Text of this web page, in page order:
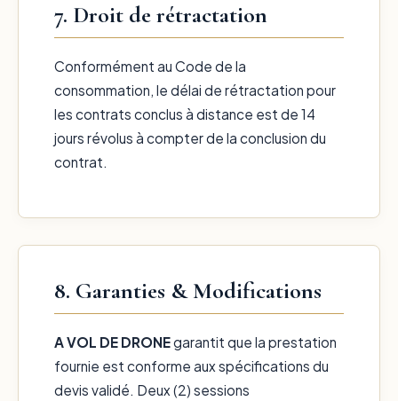
7. Droit de rétractation
Conformément au Code de la
consommation, le délai de rétractation pour
les contrats conclus à distance est de 14
jours révolus à compter de la conclusion du
contrat.
8. Garanties & Modifications
A VOL DE DRONEgarantit que la prestation
fournie est conforme aux spécifications du
devis validé. Deux (2) sessions